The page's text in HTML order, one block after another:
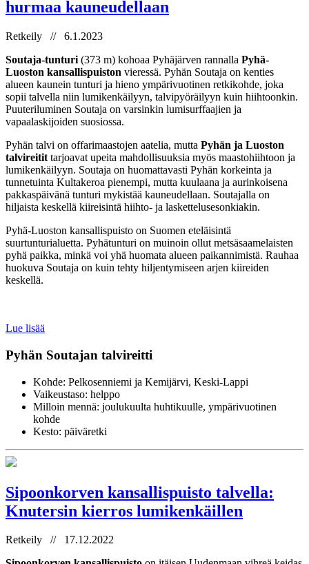
hurmaa kauneudellaan
Retkeily // 6.1.2023
Soutaja-tunturi (373 m) kohoaa Pyhäjärven rannalla Pyhä-
Luoston kansallispuiston vieressä. Pyhän Soutaja on kenties
alueen kaunein tunturi ja hieno ympärivuotinen retkikohde, joka
sopii talvella niin lumikenkäilyyn, talvipyöräilyyn kuin hiihtoonkin.
Puuteriluminen Soutaja on varsinkin lumisurffaajien ja
vapaalaskijoiden suosiossa.
Pyhän talvi on offarimaastojen aatelia, mutta Pyhän ja Luoston
talvireitit tarjoavat upeita mahdollisuuksia myös maastohiihtoon ja
lumikenkäilyyn. Soutaja on huomattavasti Pyhän korkeinta ja
tunnetuinta Kultakeroa pienempi, mutta kuulaana ja aurinkoisena
pakkaspäivänä tunturi mykistää kauneudellaan. Soutajalla on
hiljaista keskellä kiireisintä hiihto- ja laskettelusesonkiakin.
Pyhä-Luoston kansallispuisto on Suomen eteläisintä
suurtunturialuetta. Pyhätunturi on muinoin ollut metsäsaamelaisten
pyhä paikka, minkä voi yhä huomata alueen paikannimistä. Rauhaa
huokuva Soutaja on kuin tehty hiljentymiseen arjen kiireiden
keskellä.
Lue lisää
Pyhän Soutajan talvireitti
Kohde: Pelkosenniemi ja Kemijärvi, Keski-Lappi
Vaikeustaso: helppo
Milloin mennä: joulukuulta huhtikuulle, ympärivuotinen
kohde
Kesto: päiväretki
Sipoonkorven kansallispuisto talvella:
Knutersin kierros lumikenkäillen
Retkeily // 17.12.2022